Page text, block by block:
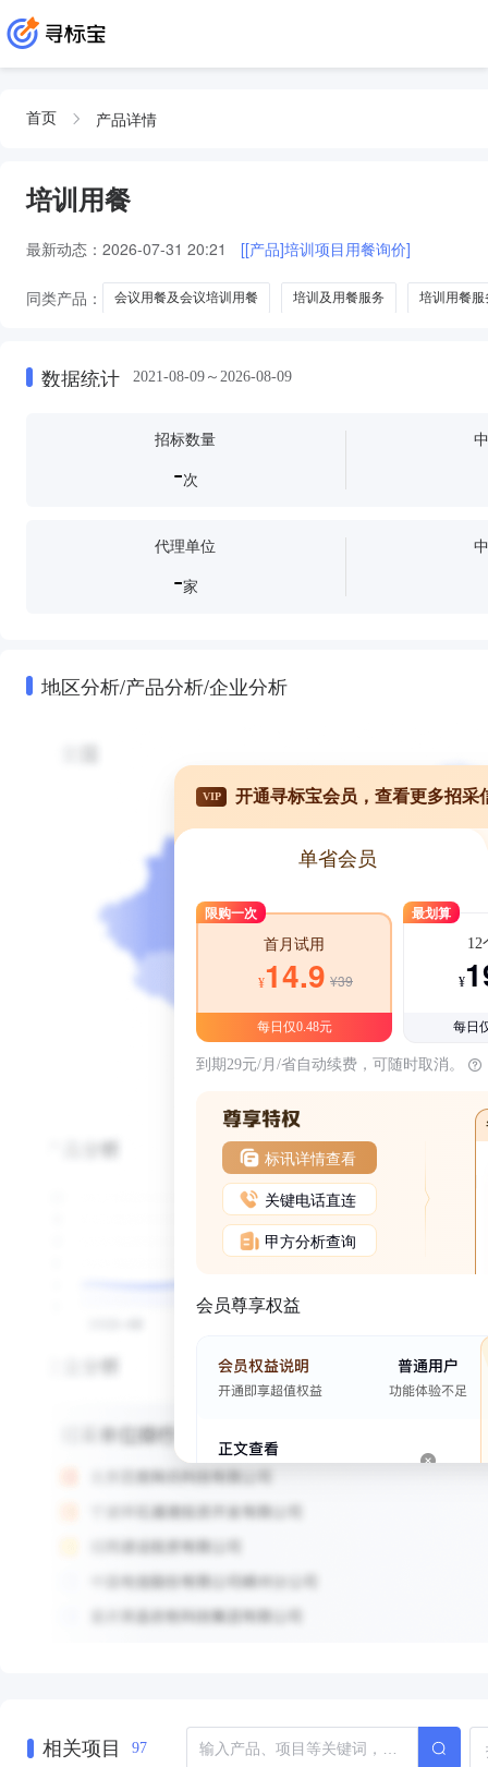
首页 产品详情
培训用餐
最新动态： 2026-07-31 20:21 [[产品]培训项目用餐询价]
同类产品： 会议用餐及会议培训用餐 培训及用餐服务 培训用餐服
数据统计 2021-08-09～2026-08-09
招标数量
-次
代理单位
-家
地区分析/产品分析/企业分析
VIP 开通寻标宝会员，查看更多招采
单省会员
限购一次
首月试用
¥14.9 ¥39
每日仅0.48元
最划算
12
¥
每日
到期29元/月/省自动续费，可随时取消。
标讯详情查看
关键电话直连
甲方分析查询
会员尊享权益
相关项目 97